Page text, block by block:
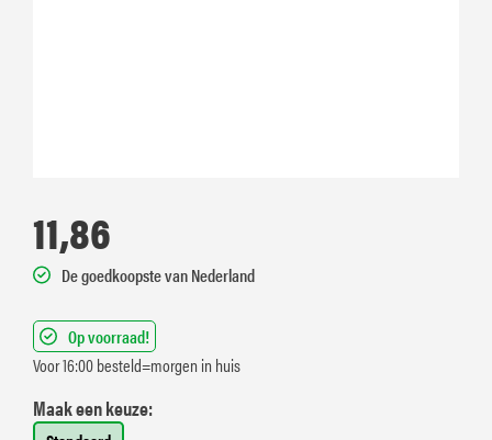
11,86
De goedkoopste van Nederland
Op voorraad!
Voor 16:00 besteld=morgen in huis
Maak een keuze: